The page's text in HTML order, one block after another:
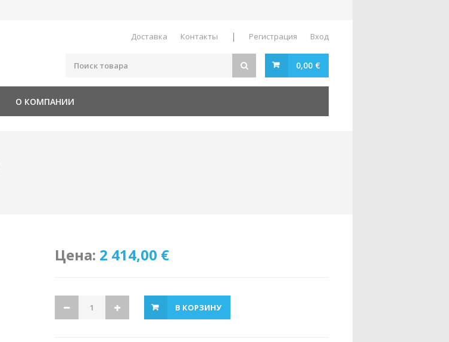
Доставка Контакты | Регистрация Вход
0,00 €
О КОМПАНИИ
Цена: 2 414,00 €
В КОРЗИНУ